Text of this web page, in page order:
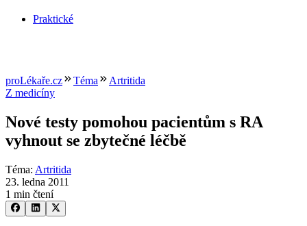
Praktické
proLékaře.cz Téma
Artritida
Z medicíny
Nové testy pomohou pacientům s RA
vyhnout se zbytečné léčbě
Téma: Artritida
23. ledna 2011
1 min čtení